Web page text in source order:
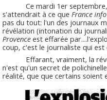
Ce mardi 1er septembre,
s'attendrait à ce que France info
pas du tout: l'un des journaux
révélation (intonation du
Provence est effarée
coup, c'est le journaliste qui est
Effarant, vraiment, la
n'est qu'un secret de
réalité, que que certains soient